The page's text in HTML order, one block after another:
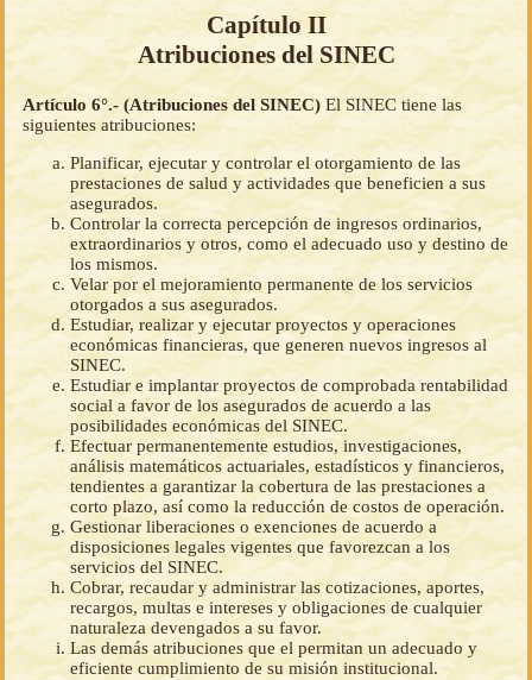
Capítulo II
Atribuciones del SINEC
Artículo 6°.- (Atribuciones del SINEC) El SINEC tiene las
siguientes atribuciones:
Planificar, ejecutar y controlar el otorgamiento de las
prestaciones de salud y actividades que beneficien a sus
asegurados.
Controlar la correcta percepción de ingresos ordinarios,
extraordinarios y otros, como el adecuado uso y destino de
los mismos.
Velar por el mejoramiento permanente de los servicios
otorgados a sus asegurados.
Estudiar, realizar y ejecutar proyectos y operaciones
económicas financieras, que generen nuevos ingresos al
SINEC.
Estudiar e implantar proyectos de comprobada rentabilidad
social a favor de los asegurados de acuerdo a las
posibilidades económicas del SINEC.
Efectuar permanentemente estudios, investigaciones,
análisis matemáticos actuariales, estadísticos y financieros,
tendientes a garantizar la cobertura de las prestaciones a
corto plazo, así como la reducción de costos de operación.
Gestionar liberaciones o exenciones de acuerdo a
disposiciones legales vigentes que favorezcan a los
servicios del SINEC.
Cobrar, recaudar y administrar las cotizaciones, aportes,
recargos, multas e intereses y obligaciones de cualquier
naturaleza devengados a su favor.
Las demás atribuciones que el permitan un adecuado y
eficiente cumplimiento de su misión institucional.